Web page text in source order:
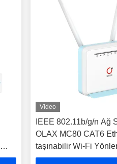
Video
IEEE 802.11b/g/n Ağ
OLAX MC80 CAT6
taşınabilir Wi-Fi